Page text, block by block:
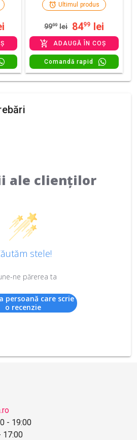
Ultimul produs
9999 lei 8499 lei
ADAUGĂ ÎN COȘ
Comandă rapid
ale clienților
stele!
ne părerea ta
persoană care scrie
o recenzie
- 19:00
17:00